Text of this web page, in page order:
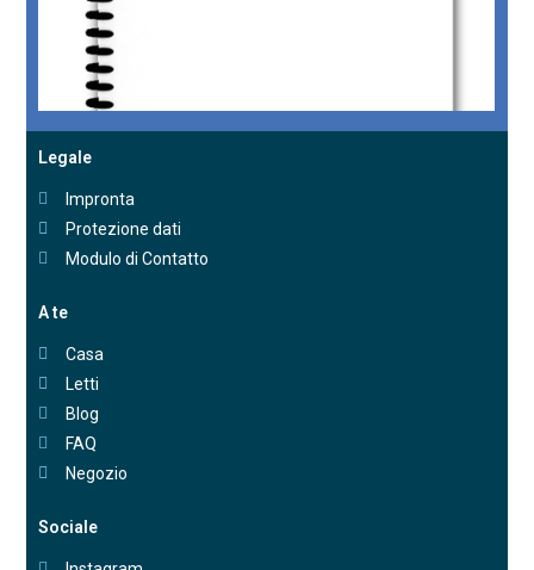
Legale
Impronta
Protezione dati
Modulo di Contatto
A te
Casa
Letti
Blog
FAQ
Negozio
Sociale